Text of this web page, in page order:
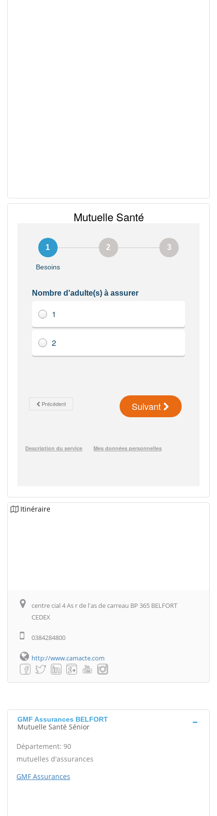
Itinéraire
centre cial 4 As r de l'as de carreau BP 365 BELFORT
CEDEX
0384284800
http://www.camacte.com
GMF Assurances BELFORT
Mutuelle Santé Sénior
Département: 90
mutuelles d'assurances
GMF Assurances